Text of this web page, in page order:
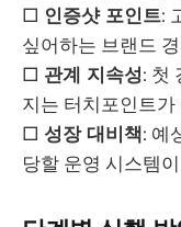
□ 인증샷 포인트:
싶어하는 브랜드
□ 관계 지속성: 첫
지는 터치포인트
□ 성장 대비책: 예
당할 운영 시스템